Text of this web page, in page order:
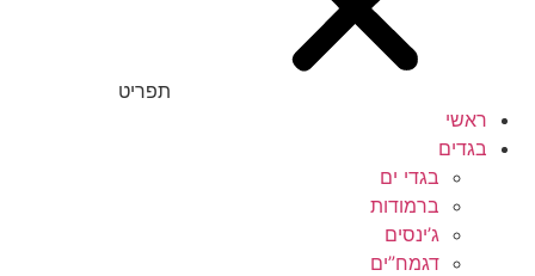
תפריט
ראשי
בגדים
בגדי ים
ברמודות
ג’ינסים
דגמח”ים